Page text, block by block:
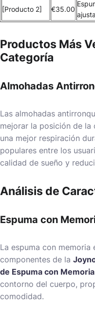
[Producto 2] €35.00
Productos Más
Categoría
Almohadas
Las almohadas
mejorar la posición de
una mejor respiración
populares entre los
calidad de sueño y
Análisis de
Espuma con
La espuma con
componentes de la
de Espuma con Memoria
contorno del cuerpo,
comodidad.